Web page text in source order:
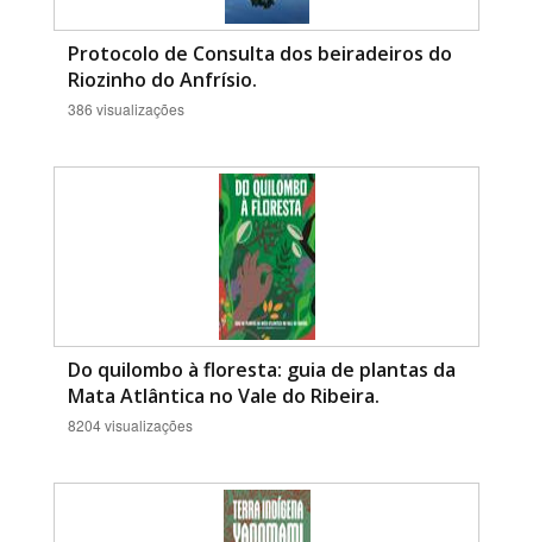
Protocolo de Consulta dos beiradeiros do
Riozinho do Anfrísio.
386 visualizações
Do quilombo à floresta: guia de plantas da
Mata Atlântica no Vale do Ribeira.
8204 visualizações